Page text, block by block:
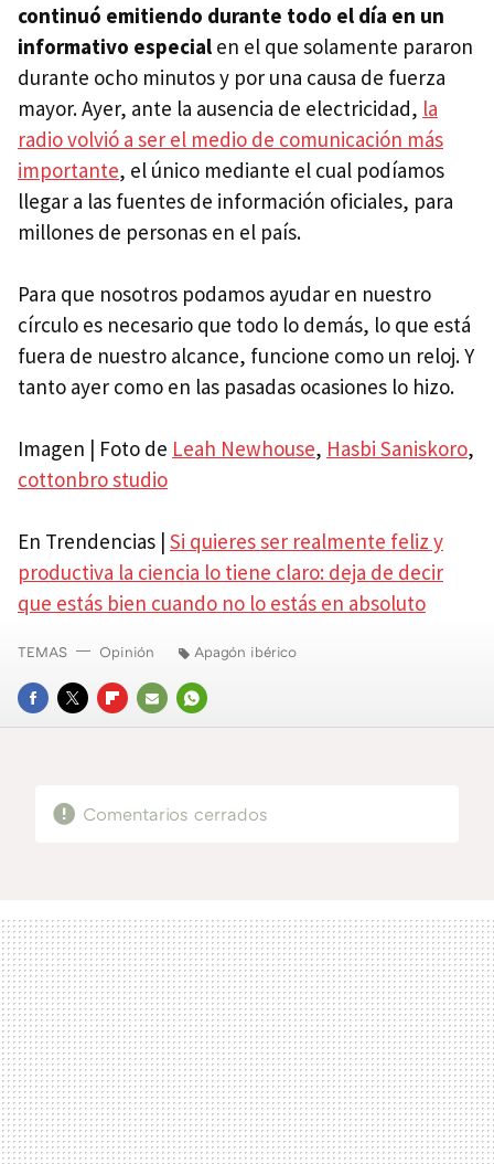
continuó emitiendo durante todo el día en un
informativo especial en el que solamente pararon
durante ocho minutos y por una causa de fuerza
mayor. Ayer, ante la ausencia de electricidad, la
radio volvió a ser el medio de comunicación más
importante, el único mediante el cual podíamos
llegar a las fuentes de información oficiales, para
millones de personas en el país.
Para que nosotros podamos ayudar en nuestro
círculo es necesario que todo lo demás, lo que está
fuera de nuestro alcance, funcione como un reloj. Y
tanto ayer como en las pasadas ocasiones lo hizo.
Imagen | Foto de Leah Newhouse, Hasbi Saniskoro,
cottonbro studio
En Trendencias | Si quieres ser realmente feliz y
productiva la ciencia lo tiene claro: deja de decir
que estás bien cuando no lo estás en absoluto
FACEBOOK
TWITTERFLIPBOARD
E-
WHATSAPP
TEMAS Opinión Apagón ibérico
Comentarios cerrados